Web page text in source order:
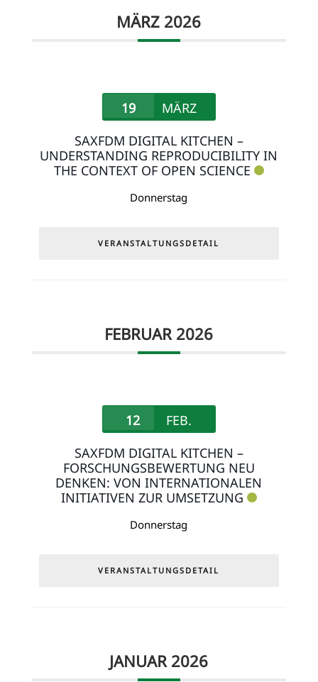
MÄRZ 2026
19
MÄRZ
SAXFDM DIGITAL KITCHEN –
UNDERSTANDING REPRODUCIBILITY IN
THE CONTEXT OF OPEN SCIENCE
Donnerstag
VERANSTALTUNGSDETAIL
FEBRUAR 2026
12
FEB.
SAXFDM DIGITAL KITCHEN –
FORSCHUNGSBEWERTUNG NEU
DENKEN: VON INTERNATIONALEN
INITIATIVEN ZUR UMSETZUNG
Donnerstag
VERANSTALTUNGSDETAIL
JANUAR 2026